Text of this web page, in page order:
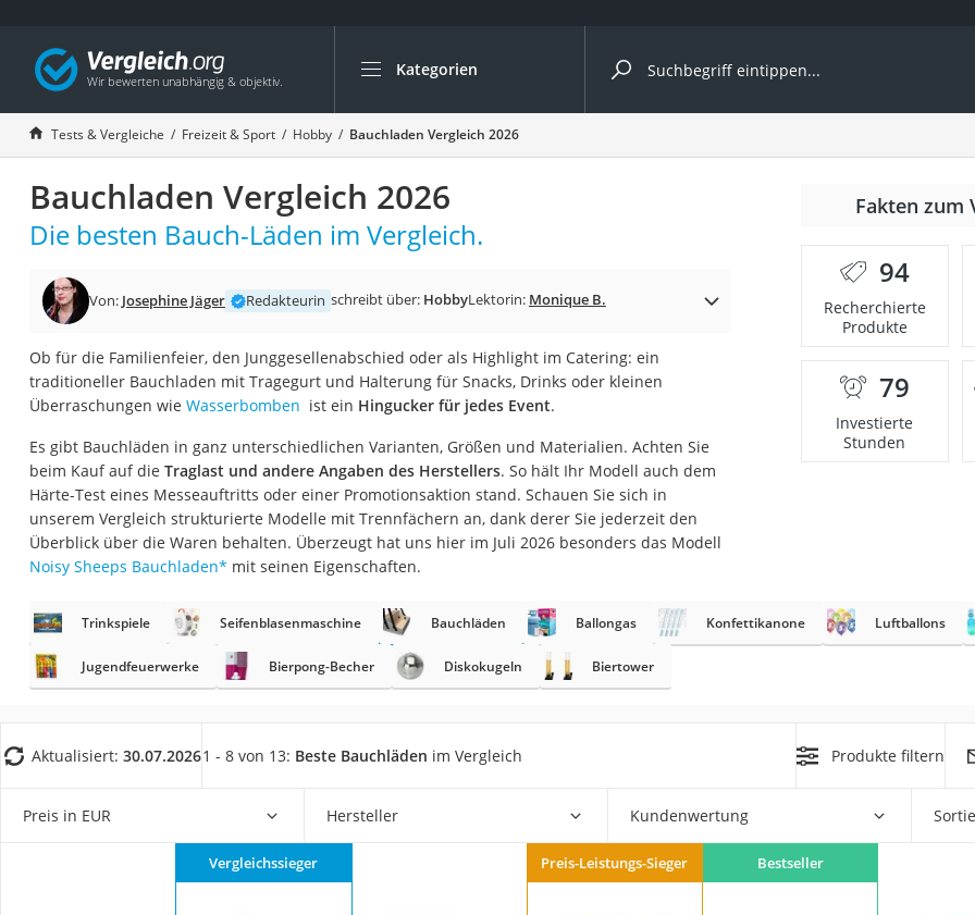
Kategorien
Die beliebtesten Vergleiche nach Kategorie
Freizeit & Sport
Gartentrampolin
Trampolin
Metalldetektor
Eufab-Fahrradträger
Trampolin 366 cm
Aluminium-Koffer
Futterboot
E-Bike-Dreirad
Trekkingschuhe Herren
Reisetasche mit Rollen
Klimmzugstation
Koffer
Nachtsichtgerät
Faltschloss
Vibrationsplatte
Sicherheitsweste Reiten
Service
Tests & Vergleiche Freizeit & Sport Hobby Bauchladen Vergleich 2026
Bauchladen Vergleich 2026
Die besten Bauch-Läden im Vergleich.
Von: Josephine Jäger Redakteurin schreibt über: HobbyLektorin: Monique B.
Ob für die Familienfeier, den Junggesellenabschied oder als Highlight im Catering: ein
traditioneller Bauchladen mit Tragegurt und Halterung für Snacks, Drinks oder kleinen
Überraschungen wie Wasserbomben ist ein Hingucker für jedes Event.
Es gibt Bauchläden in ganz unterschiedlichen Varianten, Größen und Materialien. Achten Sie
beim Kauf auf die Traglast und andere Angaben des Herstellers. So hält Ihr Modell auch dem
Härte-Test eines Messeauftritts oder einer Promotionsaktion stand. Schauen Sie sich in
unserem Vergleich strukturierte Modelle mit Trennfächern an, dank derer Sie jederzeit den
Überblick über die Waren behalten. Überzeugt hat uns hier im Juli 2026 besonders das Modell
Noisy Sheeps Bauchladen* mit seinen Eigenschaften.
Fakten zum
94
Recherchierte
Produkte
79
Investierte
Stunden
Trinkspiele Seifenblasenmaschine Bauchläden Ballongas Konfettikanone Luftballons
Jugendfeuerwerke Bierpong-Becher Diskokugeln Biertower
Aktualisiert: 30.07.20261 - 8 von 13: Beste Bauchläden im Vergleich Produkte filtern
Preis in EUR Hersteller Kundenwertung
Vergleichssieger Preis-Leistungs-Sieger Bestseller